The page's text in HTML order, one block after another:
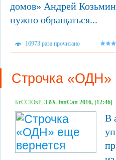
домов» Андрей
нужно обращаться...
16973 раза прочитано
Строчка «ОДН»
БгССЮвР, 3 бХЭвпСап 2016, [12:46]
В